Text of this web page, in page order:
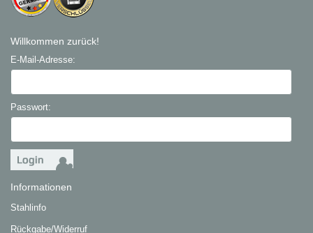
Willkommen zurück!
E-Mail-Adresse:
Passwort:
Informationen
Stahlinfo
Rückgabe/Widerruf